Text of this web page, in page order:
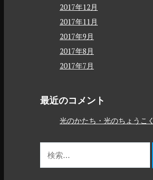
2017年12月
2017年11月
2017年9月
2017年8月
2017年7月
最近のコメント
光のかたち・光のちょうこく